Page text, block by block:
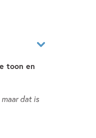
toon en
dat is